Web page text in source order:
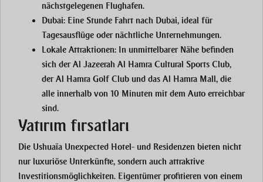
nächstgelegenen Flughafen.
Dubai: Eine Stunde Fahrt nach Dubai, ideal für
Tagesausflüge oder nächtliche Unternehmungen.
Lokale Attraktionen: In unmittelbarer Nähe befinden
sich der Al Jazeerah Al Hamra Cultural Sports Club,
der Al Hamra Golf Club und das Al Hamra Mall, die
alle innerhalb von 10 Minuten mit dem Auto erreichbar
sind.
Yatırım fırsatları
Die Ushuaïa Unexpected Hotel- und Residenzen bieten nicht
nur luxuriöse Unterkünfte, sondern auch attraktive
Investitionsmöglichkeiten. Eigentümer profitieren von einem